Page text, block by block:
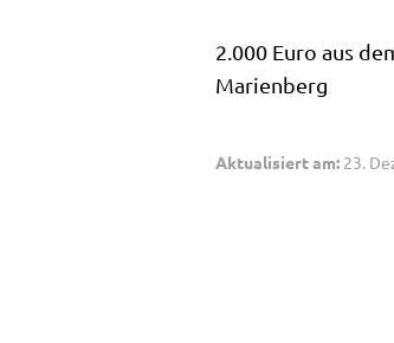
2.000 Euro aus
Marienberg
Aktualisiert am: 23.